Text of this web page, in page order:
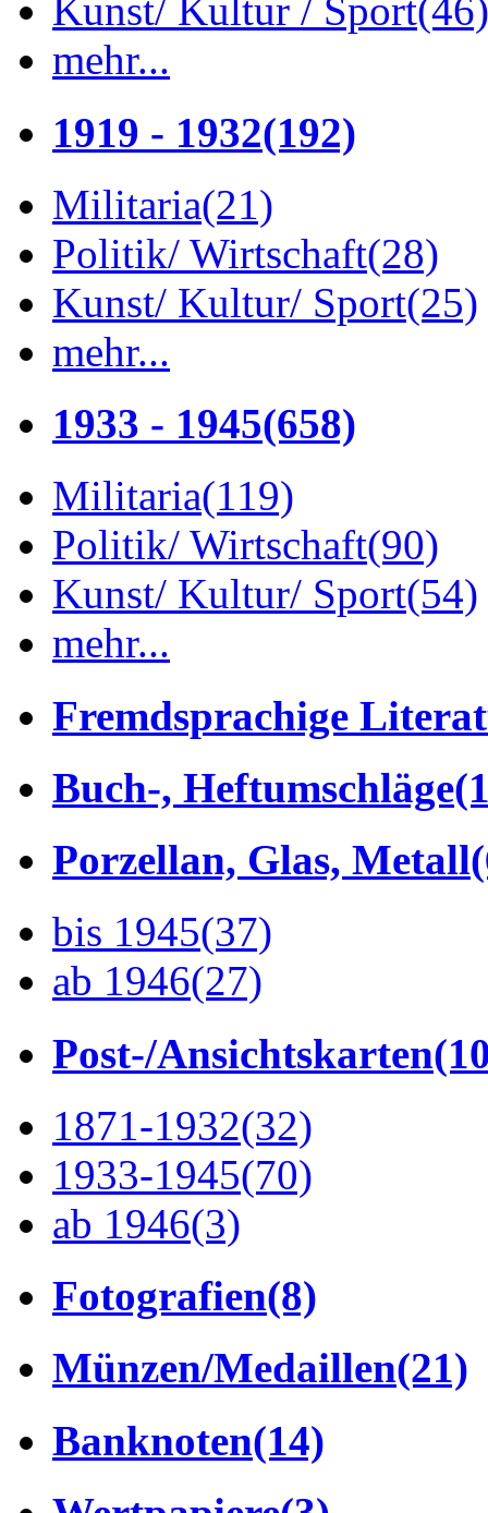
Kunst/ Kultur / Sport(46)
mehr...
1919 - 1932(192)
Militaria(21)
Politik/ Wirtschaft(28)
Kunst/ Kultur/ Sport(25)
mehr...
1933 - 1945(658)
Militaria(119)
Politik/ Wirtschaft(90)
Kunst/ Kultur/ Sport(54)
mehr...
Fremdsprachige
Buch-, Heftumschläge
Porzellan, Glas, Metall
bis 1945(37)
ab 1946(27)
Post-/Ansichtskarten
1871-1932(32)
1933-1945(70)
ab 1946(3)
Fotografien(8)
Münzen/Medaillen(21)
Banknoten(14)